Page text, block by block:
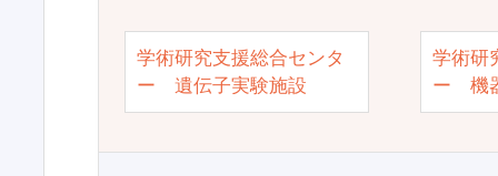
学術研究支援総合センタ
ー 遺伝子実験施設
学術研
ー 機